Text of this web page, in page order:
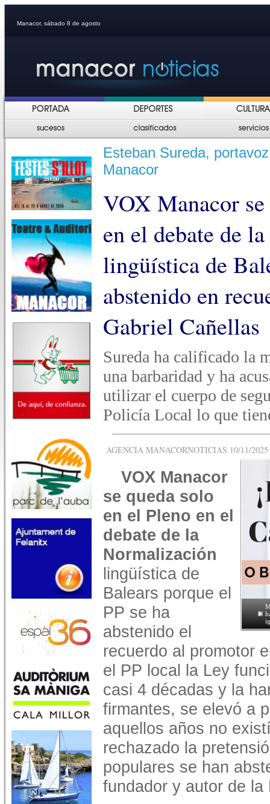
Manacor, sábado 8 de agosto
Esteban Sureda,
Manacor
VOX Manacor
en el debate de
lingüística de
abstenido en
Gabriel Cañellas
Sureda ha calificado la
una barbaridad y ha
utilizar el cuerpo de
Policía Local lo que
AGENCIA MANACORNOTICIAS 10/11/
VOX Manacor
se queda solo
en el Pleno en el
debate de la
Normalización
lingüística de
Balears porque el
PP se ha
abstenido el
recuerdo al promotor
el PP local la Ley
casi 4 décadas y la
firmantes, se elevó a
aquellos años no
rechazado la
populares se han
fundador y autor de la